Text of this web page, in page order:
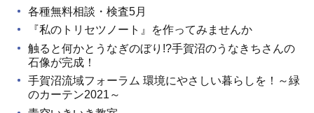
各種無料相談・検査5月
『私のトリセツノート』を作ってみませんか
触ると何かとうなぎのぼり!?手賀沼のうなきちさんの
石像が完成！
手賀沼流域フォーラム 環境にやさしい暮らしを！～緑
のカーテン2021～